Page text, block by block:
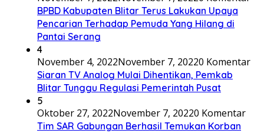
BPBD Kabupaten Blitar Terus Lakukan Upaya
Pencarian Terhadap Pemuda Yang Hilang di
Pantai Serang
4
November 4, 2022November 7, 20220 Komentar
Siaran TV Analog Mulai Dihentikan, Pemkab
Blitar Tunggu Regulasi Pemerintah Pusat
5
Oktober 27, 2022November 7, 20220 Komentar
Tim SAR Gabungan Berhasil Temukan Korban